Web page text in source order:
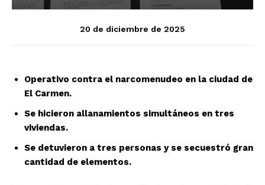
20 de diciembre de 2025
Operativo contra el narcomenudeo en la ciudad de
El Carmen.
Se hicieron allanamientos simultáneos en tres
viviendas.
Se detuvieron a tres personas y se secuestró gran
cantidad de elementos.